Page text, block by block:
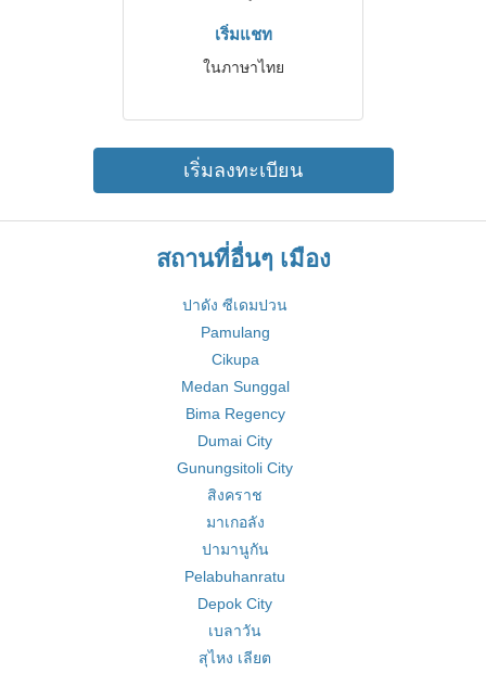
เริ่มแชท
ในภาษาไทย
เริ่มลงทะเบียน
สถานที่อื่นๆ เมือง
ปาดัง ซีเดมปวน
Pamulang
Cikupa
Medan Sunggal
Bima Regency
Dumai City
Gunungsitoli City
สิงคราช
มาเกอลัง
ปามานูกัน
Pelabuhanratu
Depok City
เบลาวัน
สุไหง เลียต